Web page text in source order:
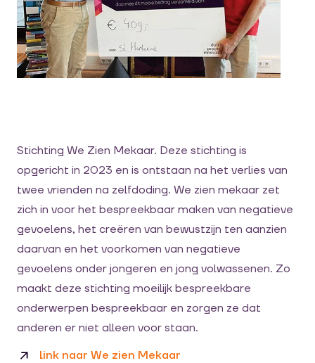
Stichting We Zien Mekaar. Deze stichting is
opgericht in 2023 en is ontstaan na het verlies van
twee vrienden na zelfdoding. We zien mekaar zet
zich in voor het bespreekbaar maken van negatieve
gevoelens, het creëren van bewustzijn ten aanzien
daarvan en het voorkomen van negatieve
gevoelens onder jongeren en jong volwassenen. Zo
maakt deze stichting moeilijk bespreekbare
onderwerpen bespreekbaar en zorgen ze dat
anderen er niet alleen voor staan.
link naar We zien Mekaar